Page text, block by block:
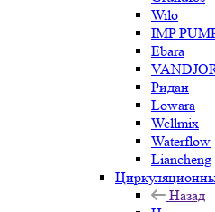
Wilo
IMP
Ebara
Ридан
Lowara
Wellmix
Waterflow
Liancheng
Назад